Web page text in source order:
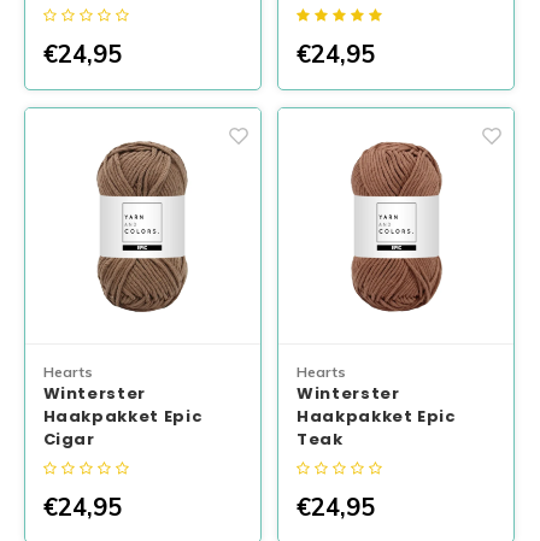
€24,95 €24,95
Hearts
Winterster
Haakpakket Epic
Cigar
€24,95
Hearts
Winterster
Haakpakket Epic
Teak
€24,95